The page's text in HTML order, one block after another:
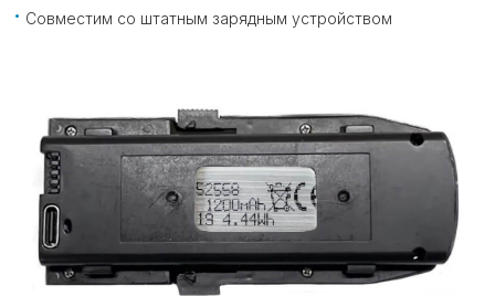
Совместим со штатным зарядным устройством